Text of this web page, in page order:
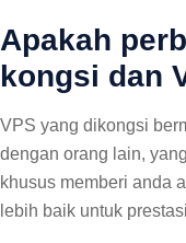
Apakah
kongsi dan
VPS yang dikongsi
dengan orang lain,
khusus memberi anda
lebih baik untuk